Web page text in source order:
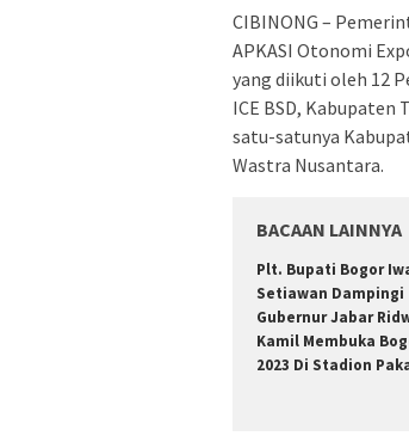
CIBINONG –
APKASI Otonomi
yang diikuti oleh 12
ICE BSD,
satu-satunya
Wastra Nusantara.
BACAAN LAINNYA
Plt. Bupati Bogor
Setiawan Dampingi
Gubernur Jabar
Kamil Membuka
2023 Di Stadion